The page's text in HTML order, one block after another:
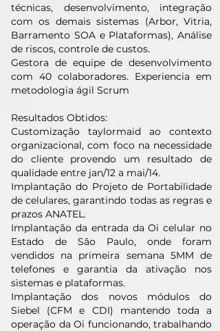
técnicas, desenvolvimento, integração
com os demais sistemas (Arbor, Vitria,
Barramento SOA e Plataformas), Análise
de riscos, controle de custos.
Gestora de equipe de desenvolvimento
com 40 colaboradores. Experiencia em
metodologia ágil Scrum
Resultados Obtidos:
Customização taylormaid ao contexto
organizacional, com foco na necessidade
do cliente provendo um resultado de
qualidade entre jan/12 a mai/14.
Implantação do Projeto de Portabilidade
de celulares, garantindo todas as regras e
prazos ANATEL.
Implantação da entrada da Oi celular no
Estado de São Paulo, onde foram
vendidos na primeira semana 5MM de
telefones e garantia da ativação nos
sistemas e plataformas.
Implantação dos novos módulos do
Siebel (CFM e CDI) mantendo toda a
operação da Oi funcionando, trabalhando